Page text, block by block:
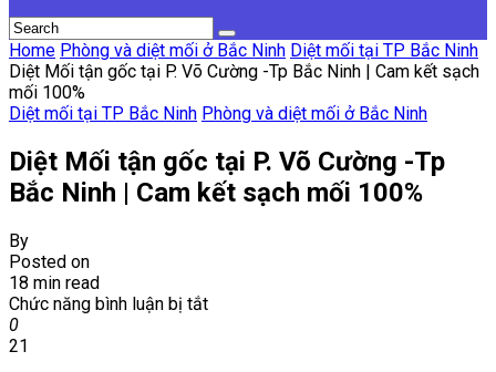
Home Phòng và diệt mối ở Bắc Ninh Diệt mối tại TP Bắc Ninh
Diệt Mối tận gốc tại P. Võ Cường -Tp Bắc Ninh | Cam kết sạch
mối 100%
Diệt mối tại TP Bắc Ninh Phòng và diệt mối ở Bắc Ninh
Diệt Mối tận gốc tại P. Võ Cường -Tp
Bắc Ninh | Cam kết sạch mối 100%
By
Posted on
18 min read
Chức năng bình luận bị tắtở
0
21